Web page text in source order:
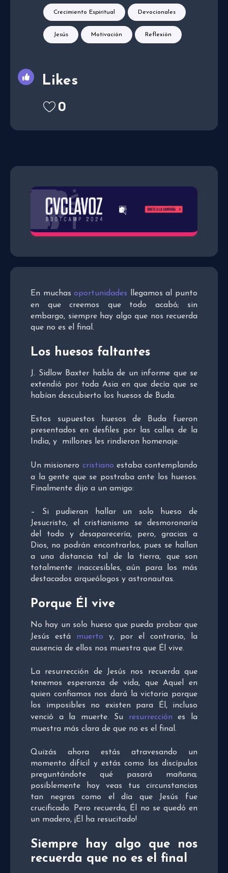
En muchasoportunidades llegamos al punto
en que creemos que todo acabó; sin
embargo, siempre hay algo que nos recuerda
que no es el final.
Los huesos faltantes
J. Sidlow Baxter habla de un informe que se
extendió por toda Asia en que decía que se
habían descubierto los huesos de Buda.
Estos supuestos huesos de Buda fueron
presentados en desfiles por las calles de la
India, y millones les rindieron homenaje.
Un misionero cristiano estaba contemplando
a la gente que se postraba ante los huesos.
Finalmente dijo a un amigo:
– Si pudieran hallar un solo hueso de
Jesucristo, el cristianismo se desmoronaría
del todo y desaparecería, pero, gracias a
Dios, no podrán encontrarlos, pues se hallan
a una distancia tal de la tierra, que son
totalmente inaccesibles, aún para los más
destacados arqueólogos y astronautas.
Porque Él vive
No hay un solo hueso que pueda probar que
Jesús está muerto y, por el contrario, la
ausencia de ellos nos muestra que Él vive.
La resurrección de Jesús nos recuerda que
tenemos esperanza de vida, que Aquel en
quien confiamos nos dará la victoria porque
los imposibles no existen para Él, incluso
venció a la muerte. Su resurrección es la
muestra más clara de que no es el final.
Quizás ahora estás atravesando un
momento difícil y estás como los discípulos
preguntándote qué pasará mañana;
posiblemente hoy veas tus circunstancias
tan negras como el día que Jesús fue
crucificado. Pero recuerda, Él no se quedó en
un madero, ¡Él ha resucitado!
Siempre hay algo que nos
recuerda que no es el final
Crecimiento Espiritual Devocionales
Jesús Motivación Reflexión
Likes
0